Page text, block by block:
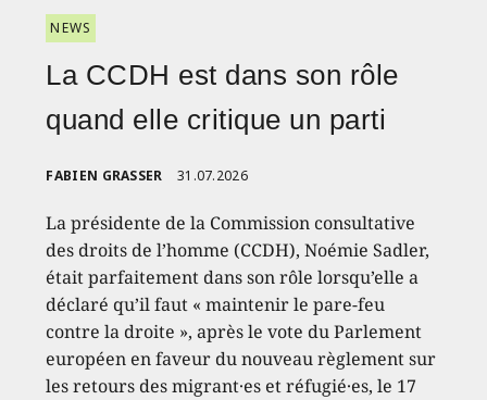
NEWS
La CCDH est dans son rôle
quand elle critique un parti
FABIEN GRASSER 31.07.2026
La présidente de la Commission consultative
des droits de l’homme (CCDH), Noémie Sadler,
était parfaitement dans son rôle lorsqu’elle a
déclaré qu’il faut « maintenir le pare-feu
contre la droite », après le vote du Parlement
européen en faveur du nouveau règlement sur
les retours des migrant·es et réfugié·es, le 17